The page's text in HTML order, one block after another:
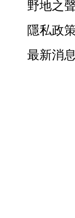
野地之
隱私政
最新消